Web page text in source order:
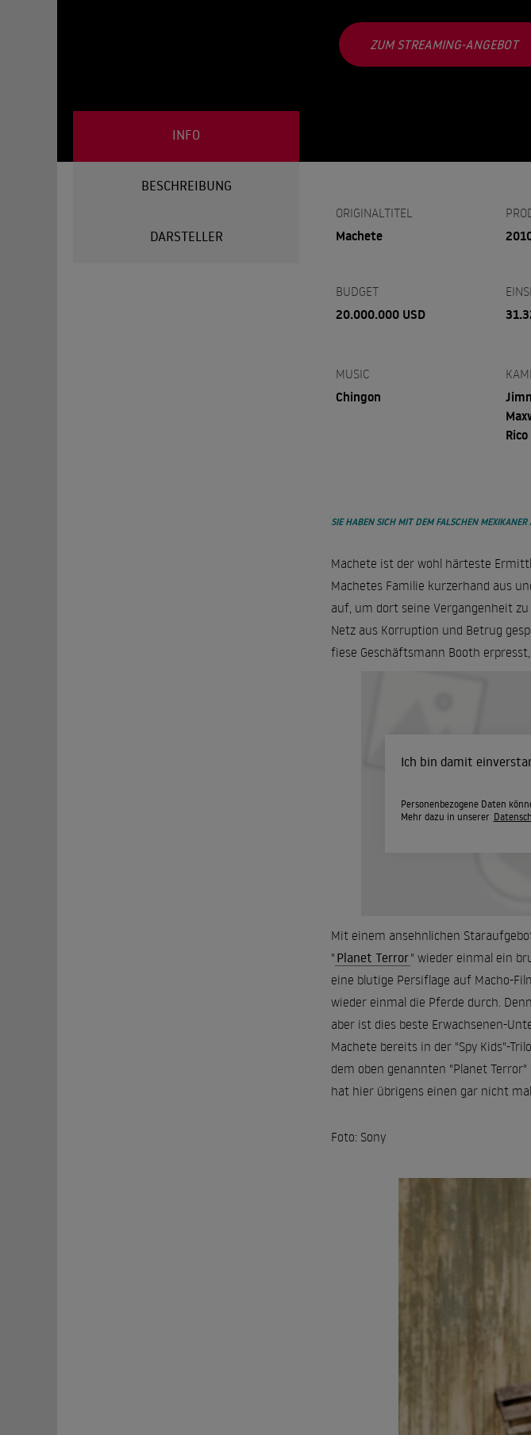
ZUM STREAMING-ANGEBOT
INFO
BESCHREIBUNG
DARSTELLER
ORIGINALTITEL
Machete
BUDGET
20.000.000 USD
MUSIC
Chingon
SIE HABEN SICH MIT DEM FALSCHEN MEXIKANER
Machete ist der wohl härteste
Machetes Familie kurzerhand aus
auf, um dort seine Vergangenheit
Netz aus Korruption und Betrug
fiese Geschäftsmann Booth
Ich bin damit
Personenbezogene Daten
Mehr dazu in unserer
Mit einem ansehnlichen
" Planet Terror" wieder einmal ein
eine blutige Persiflage auf Macho-
wieder einmal die Pferde durch.
aber ist dies beste Erwachsenen-
Machete bereits in der "Spy Kids"-
dem oben genannten "Planet Terror"
hat hier übrigens einen gar nicht
Foto: Sony